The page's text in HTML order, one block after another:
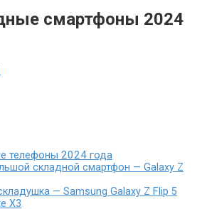
смартфоны 2024
телефоны 2024 года
складной смартфон — Galaxy Z
— Samsung Galaxy Z Flip 5
X3